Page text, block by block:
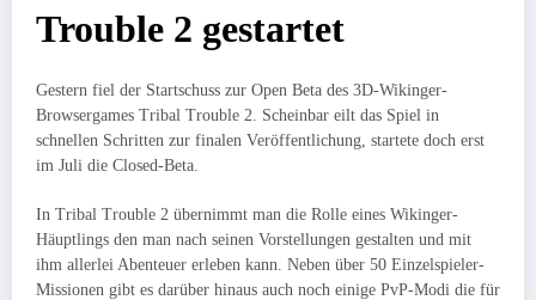
Trouble 2 gestartet
Gestern fiel der Startschuss zur Open Beta des 3D-Wikinger-
Browsergames Tribal Trouble 2. Scheinbar eilt das Spiel in
schnellen Schritten zur finalen Veröffentlichung, startete doch erst
im Juli die Closed-Beta.
In Tribal Trouble 2 übernimmt man die Rolle eines Wikinger-
Häuptlings den man nach seinen Vorstellungen gestalten und mit
ihm allerlei Abenteuer erleben kann. Neben über 50 Einzelspieler-
Missionen gibt es darüber hinaus auch noch einige PvP-Modi die für